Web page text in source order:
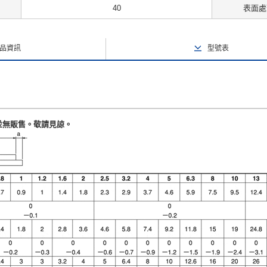
40 表面
資訊 型號表
販售。敬請見諒。